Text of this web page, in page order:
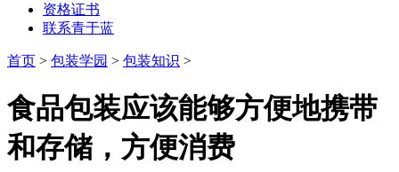
资格证书
联系青于蓝
首页 > 包装学园 > 包装知识 >
食品包装应该能够方便地携带
和存储，方便消费